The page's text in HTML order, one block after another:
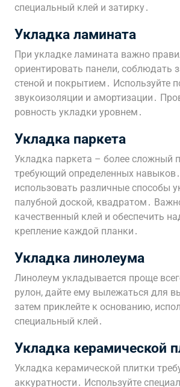
специальный клей и затирку․
Укладка ламината
При укладке ламината важно
ориентировать панели, соблюдать
стеной и покрытием․ Используйте
звукоизоляции и амортизации․
ровность укладки уровнем․
Укладка паркета
Укладка паркета – более сложный
требующий определенных
использовать различные способы
палубной доской, квадратом․
качественный клей и обеспечить
крепление каждой планки․
Укладка линолеума
Линолеум укладывается проще
рулон, дайте ему вылежаться для
затем приклейте к основанию,
специальный клей․
Укладка керамической
Укладка керамической плитки
аккуратности․ Используйте